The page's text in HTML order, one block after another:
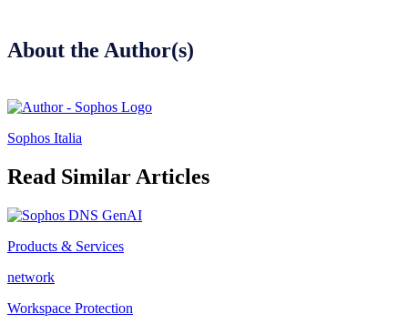
About the Author(s)
Sophos Italia
Read Similar Articles
Products & Services
network
Workspace Protection